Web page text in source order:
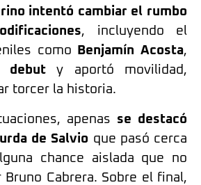
intentó cambiar el rumbo
, incluyendo el
como
Benjamín Acosta,
debut y aportó movilidad,
torcer la historia.
apenas se destacó
de Salvio que pasó cerca
chance aislada que no
Cabrera. Sobre el final,